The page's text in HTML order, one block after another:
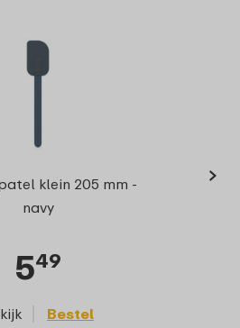
klein 205 mm -
navy
549
Bestel
›